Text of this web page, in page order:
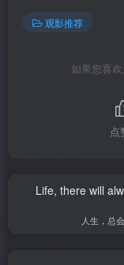
观影推荐
如果您喜
点
Life, there will
人生，总